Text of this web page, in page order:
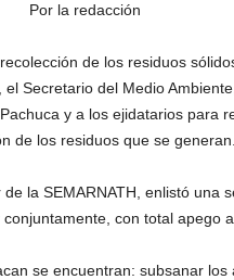
Por la redacción
de los residuos
Secretario del Medio
y a los ejidatarios para
de los residuos que se generan.
la SEMARNATH, enlistó una
con total apego
se encuentran: subsanar